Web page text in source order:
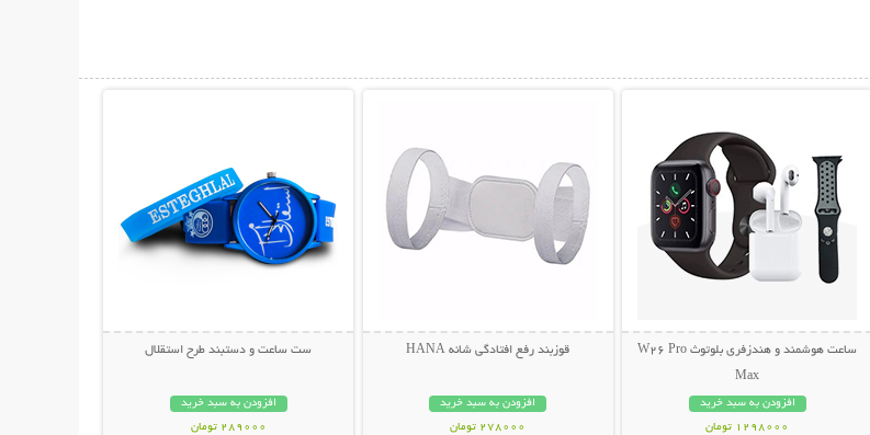
ساعت هوشمند و هندزفری بلوتوث W26 Pro
Max
افزودن به سبد خرید
1298000 تومان
قوزبند رفع افتادگی شانه HANA
افزودن به سبد خرید
278000 تومان
ست ساعت و دستبند طرح استقلال
افزودن به سبد خرید
289000 تومان